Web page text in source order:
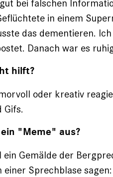
bei falschen
in einem
das dementieren. Ich
Danach war es
hilft?
oder kreativ
Gifs.
"Meme" aus?
ein Gemälde der
einer Sprechblase